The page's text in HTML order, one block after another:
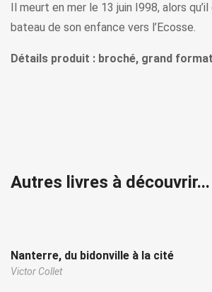
Il meurt en mer le 13 juin I998, alors
bateau de son enfance vers l’Ecosse.
Détails produit : broché, grand
Autres livres à découvrir...
Nanterre, du bidonville à la cité
Victor Collet